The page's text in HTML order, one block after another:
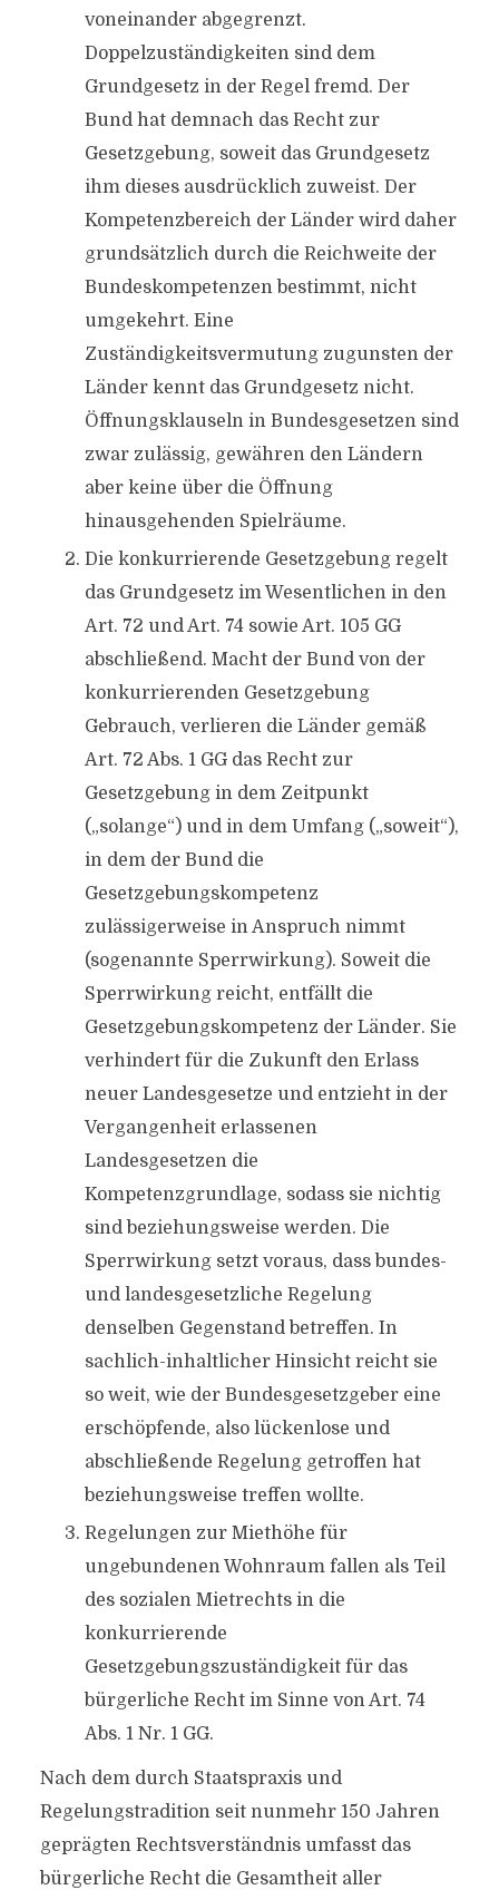
voneinander abgegrenzt.
Doppelzuständigkeiten sind dem
Grundgesetz in der Regel fremd. Der
Bund hat demnach das Recht zur
Gesetzgebung, soweit das Grundgesetz
ihm dieses ausdrücklich zuweist. Der
Kompetenzbereich der Länder wird daher
grundsätzlich durch die Reichweite der
Bundeskompetenzen bestimmt, nicht
umgekehrt. Eine
Zuständigkeitsvermutung zugunsten der
Länder kennt das Grundgesetz nicht.
Öffnungsklauseln in Bundesgesetzen sind
zwar zulässig, gewähren den Ländern
aber keine über die Öffnung
hinausgehenden Spielräume.
Die konkurrierende Gesetzgebung regelt
das Grundgesetz im Wesentlichen in den
Art. 72 und Art. 74 sowie Art. 105 GG
abschließend. Macht der Bund von der
konkurrierenden Gesetzgebung
Gebrauch, verlieren die Länder gemäß
Art. 72 Abs. 1 GG das Recht zur
Gesetzgebung in dem Zeitpunkt
(„solange“) und in dem Umfang („soweit“),
in dem der Bund die
Gesetzgebungskompetenz
zulässigerweise in Anspruch nimmt
(sogenannte Sperrwirkung). Soweit die
Sperrwirkung reicht, entfällt die
Gesetzgebungskompetenz der Länder. Sie
verhindert für die Zukunft den Erlass
neuer Landesgesetze und entzieht in der
Vergangenheit erlassenen
Landesgesetzen die
Kompetenzgrundlage, sodass sie nichtig
sind beziehungsweise werden. Die
Sperrwirkung setzt voraus, dass bundes-
und landesgesetzliche Regelung
denselben Gegenstand betreffen. In
sachlich-inhaltlicher Hinsicht reicht sie
so weit, wie der Bundesgesetzgeber eine
erschöpfende, also lückenlose und
abschließende Regelung getroffen hat
beziehungsweise treffen wollte.
Regelungen zur Miethöhe für
ungebundenen Wohnraum fallen als Teil
des sozialen Mietrechts in die
konkurrierende
Gesetzgebungszuständigkeit für das
bürgerliche Recht im Sinne von Art. 74
Abs. 1 Nr. 1 GG.
Nach dem durch Staatspraxis und
Regelungstradition seit nunmehr 150 Jahren
geprägten Rechtsverständnis umfasst das
bürgerliche Recht die Gesamtheit aller